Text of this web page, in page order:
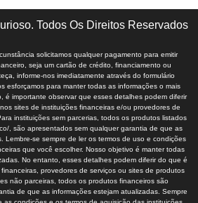
Todos Os Direitos Reservados
solicitamos qualquer pagamento para emitir
seja um cartão de crédito, financiamento ou
informe-nos imediatamente através do formulário
esforçamos para manter todas as informações o mais
é importante observar que esses detalhes podem diferir
sites de instituições financeiras e/ou provedores de
instituições sem parcerias, todos os produtos listados
, são apresentados sem qualquer garantia de que as
Lembre-se sempre de ler os termos de uso e condições
que você escolher. Nosso objetivo é manter todas
No entanto, esses detalhes podem diferir do que é
provedores de serviços ou sites de produtos
não parceiras, todos os produtos financeiros são
de que as informações estejam atualizadas. Sempre